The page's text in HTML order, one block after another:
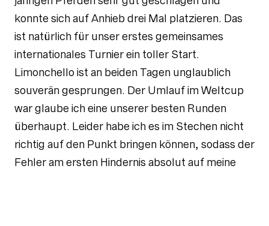
konnte sich auf Anhieb drei Mal platzieren. Das
ist natürlich für unser erstes gemeinsames
internationales Turnier ein toller Start.
Limonchello ist an beiden Tagen unglaublich
souverän gesprungen. Der Umlauf im Weltcup
war glaube ich eine unserer besten Runden
überhaupt. Leider habe ich es im Stechen nicht
richtig auf den Punkt bringen können, sodass der
Fehler am ersten Hindernis absolut auf meine